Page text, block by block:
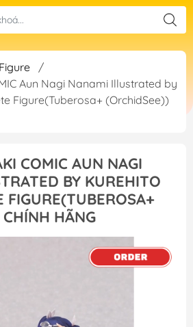
/
Aun Nagi Nanami Illustrated by
Figure(Tuberosa+ (OrchidSee))
COMIC AUN NAGI
BY KUREHITO
FIGURE(TUBEROSA+
HÃNG